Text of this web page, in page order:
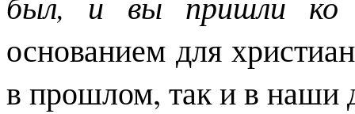
основанием для
в прошлом, так и в наши